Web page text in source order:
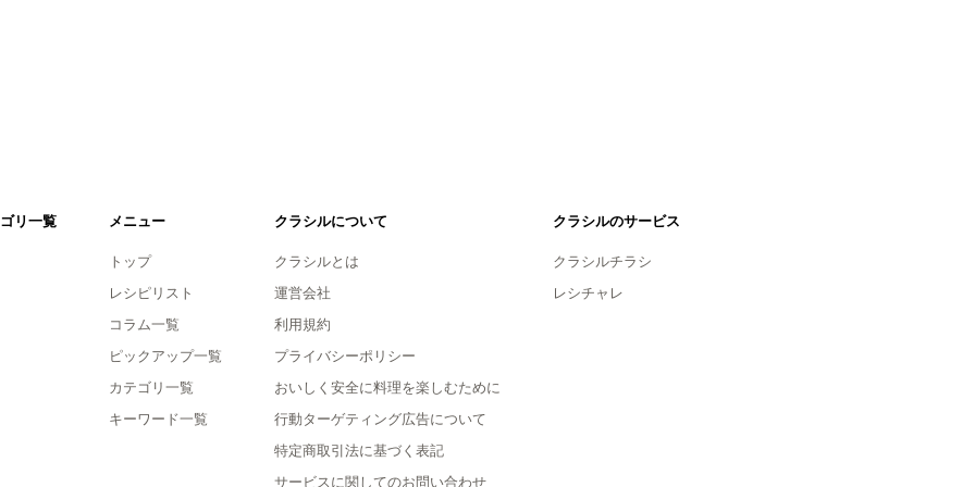
リ一覧 メニュー
トップ
レシピリスト
コラム一覧
ピックアップ一覧
カテゴリ一覧
キーワード一覧
クラシルについて
クラシルとは
運営会社
利用規約
プライバシーポリシー
おいしく安全に料理を楽しむために
行動ターゲティング広告について
特定商取引法に基づく表記
サービスに関してのお問い合わせ
クラシルのサービス
クラシルチラシ
レシチャレ